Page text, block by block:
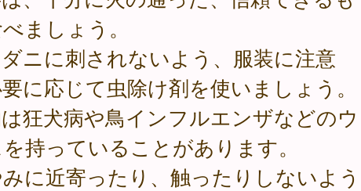
ましょう。
ダニに刺されないよう、服装に注意
に応じて虫除け剤を使いましょう。
は狂犬病や鳥インフルエンザなどのウ
持っていることがあります。
に近寄ったり、触ったりしないよう